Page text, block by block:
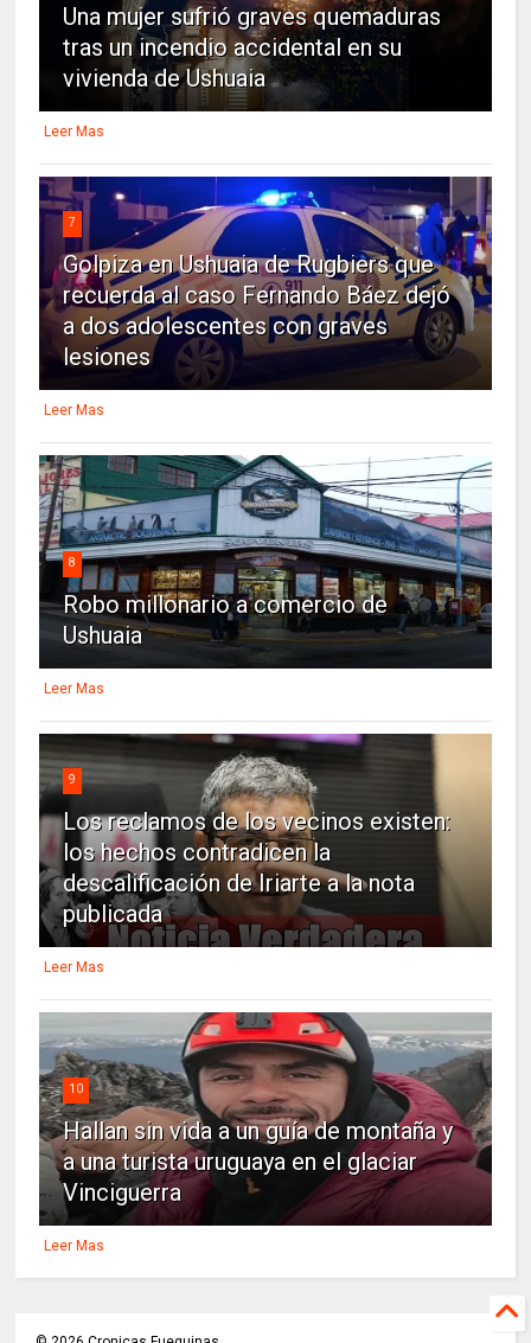
Una mujer sufrió graves quemaduras
tras un incendio accidental en su
vivienda de Ushuaia
Leer Mas
7
Golpiza en Ushuaia de Rugbiers que
recuerda al caso Fernando Báez dejó
a dos adolescentes con graves
lesiones
Leer Mas
8
Robo millonario a comercio de
Ushuaia
Leer Mas
9
Los reclamos de los vecinos existen:
los hechos contradicen la
descalificación de Iriarte a la nota
publicada
Leer Mas
10
Hallan sin vida a un guía de montaña y
a una turista uruguaya en el glaciar
Vinciguerra
Leer Mas